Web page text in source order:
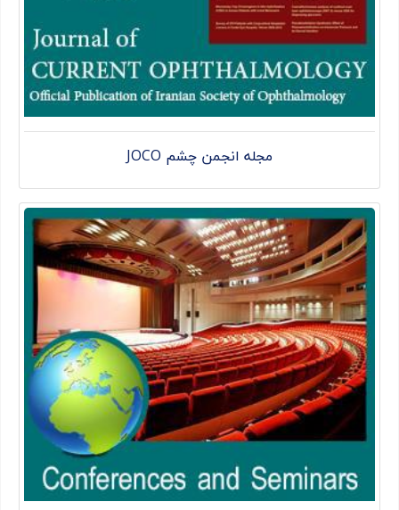
مجله انجمن چشم JOCO